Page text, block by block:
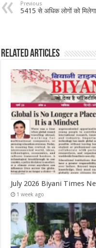
Previous
5415 से अधिक लोगों को मिलेगा
Related Articles
July 2026 Biyani Times
1 week ago